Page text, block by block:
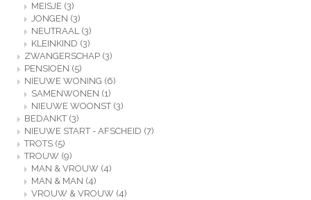
MEISJE (3)
JONGEN (3)
NEUTRAAL (3)
KLEINKIND (3)
ZWANGERSCHAP (3)
PENSIOEN (5)
NIEUWE WONING (6)
SAMENWONEN (1)
NIEUWE WOONST (3)
BEDANKT (3)
NIEUWE START - AFSCHEID (7)
TROTS (5)
TROUW (9)
MAN & VROUW (4)
MAN & MAN (4)
VROUW & VROUW (4)